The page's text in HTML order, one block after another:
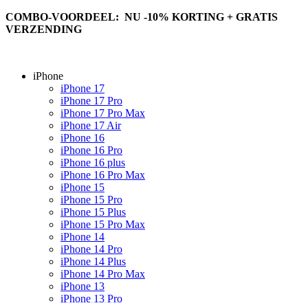
COMBO-VOORDEEL: NU -10% KORTING + GRATIS
VERZENDING
iPhone
iPhone 17
iPhone 17 Pro
iPhone 17 Pro Max
iPhone 17 Air
iPhone 16
iPhone 16 Pro
iPhone 16 plus
iPhone 16 Pro Max
iPhone 15
iPhone 15 Pro
iPhone 15 Plus
iPhone 15 Pro Max
iPhone 14
iPhone 14 Pro
iPhone 14 Plus
iPhone 14 Pro Max
iPhone 13
iPhone 13 Pro